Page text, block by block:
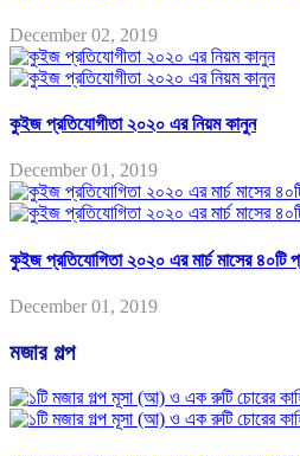
December 02, 2019
কুইজ প্রতিযোগীতা ২০২০ এর নিয়ম কানুন
December 01, 2019
কুইজ প্রতিযোগিতা ২০২০ এর মার্চ মাসের ৪০টি
December 01, 2019
মজার গল্প